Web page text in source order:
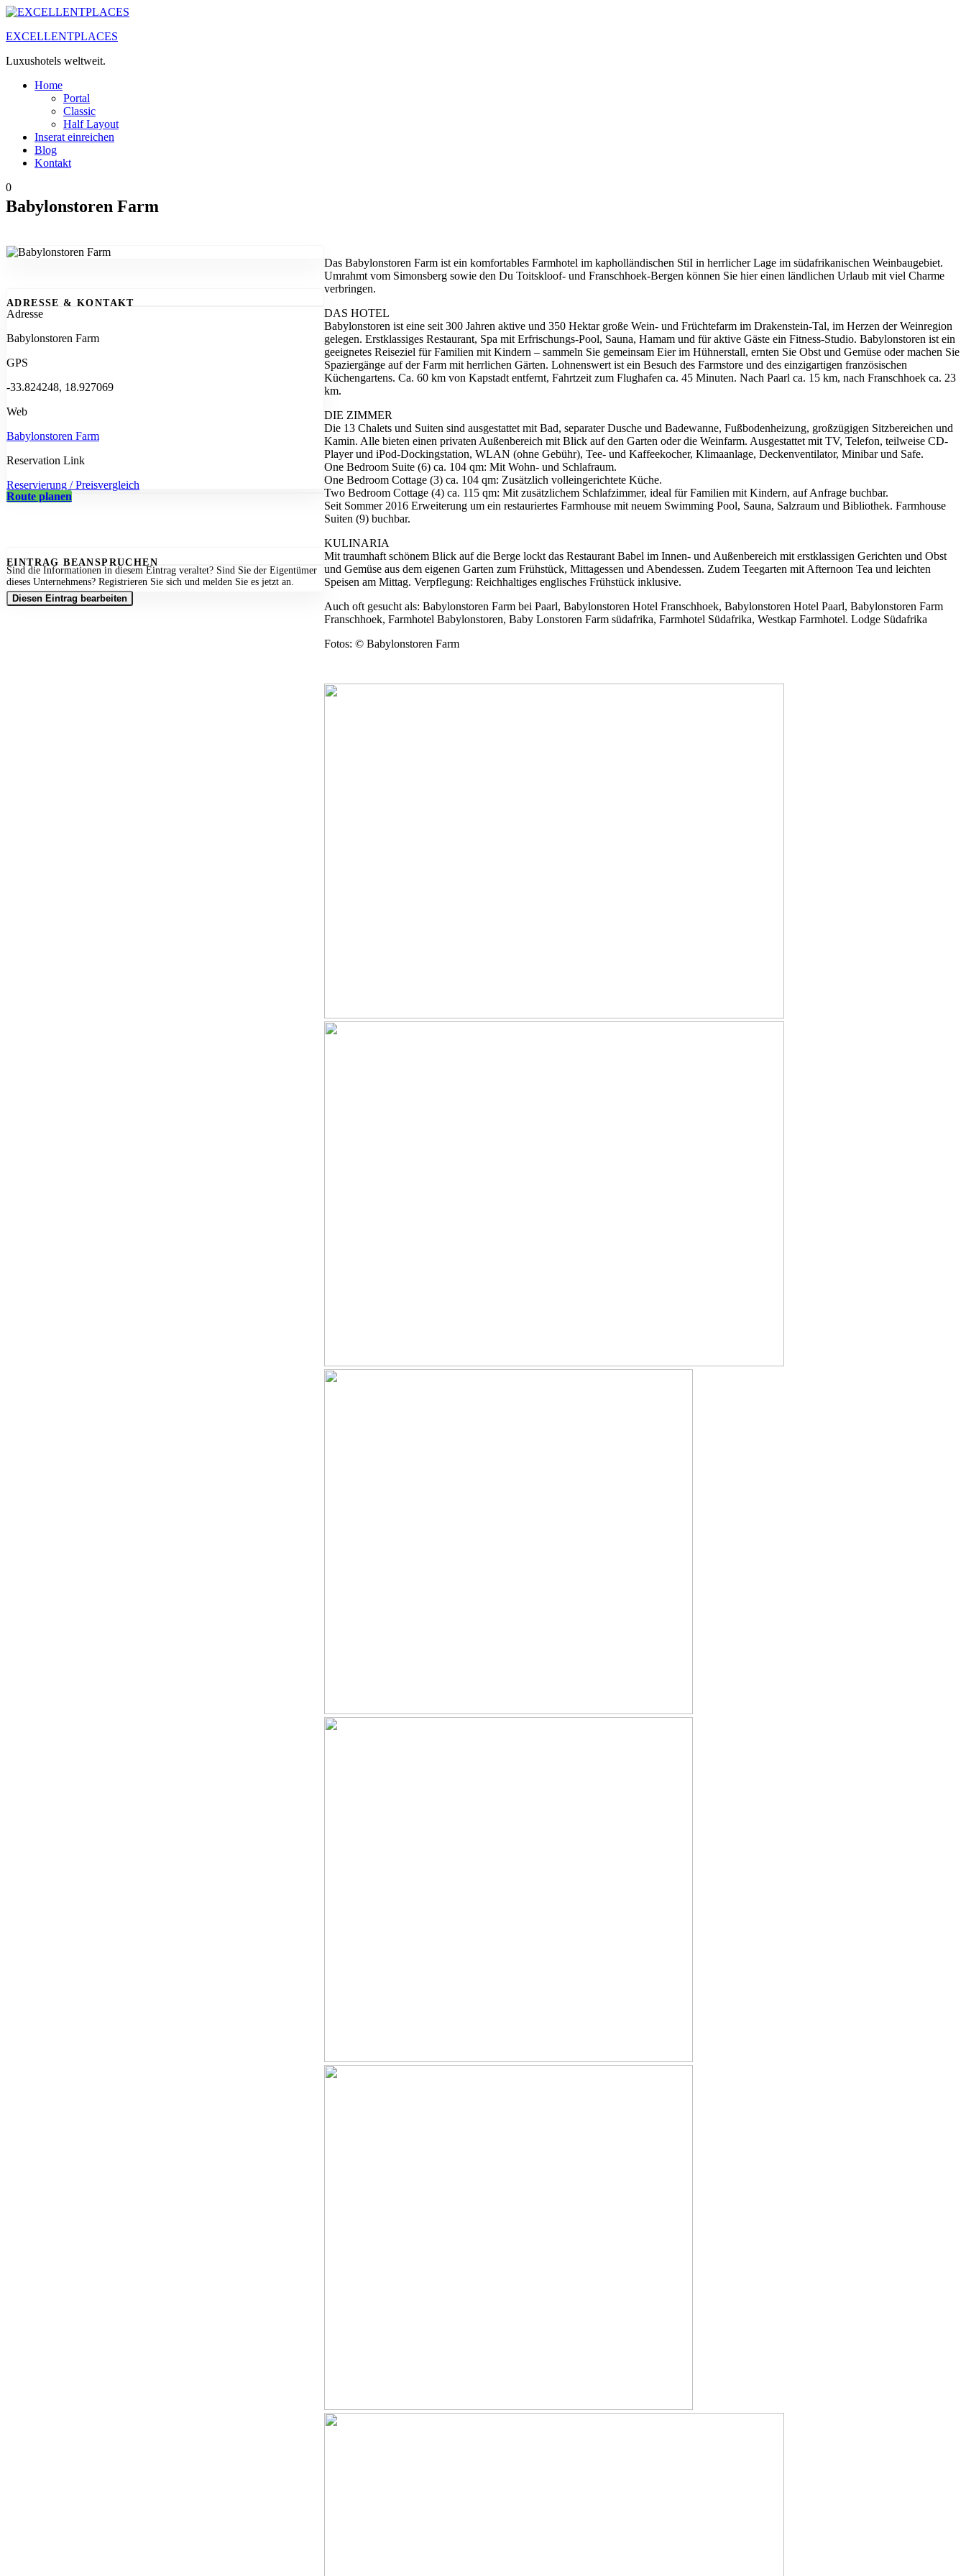
Zum
springen
EXCELLENTPLACES
Luxushotels weltweit.
Home
Portal
Classic
Half Layout
Inserat einreichen
Blog
Kontakt
0
Babylonstoren Farm
ADRESSE & KONTAKT
Adresse
Babylonstoren Farm
GPS
-33.824248, 18.927069
Web
Babylonstoren Farm
Reservation Link
Reservierung / Preisvergleich
Route planen
EINTRAG BEANSPRUCHEN
Sind die Informationen in diesem Eintrag veraltet? Sind Sie der Eigentümer
dieses Unternehmens? Registrieren Sie sich und melden Sie es jetzt an.
Diesen Eintrag bearbeiten
Das Babylonstoren Farm ist ein komfortables Farmhotel im kapholländischen StiI in herrlicher Lage im südafrikanischen Weinbaugebiet.
Umrahmt vom Simonsberg sowie den Du Toitskloof- und Franschhoek-Bergen können Sie hier einen ländlichen Urlaub mit viel Charme
verbringen.
DAS HOTEL
Babylonstoren ist eine seit 300 Jahren aktive und 350 Hektar große Wein- und Früchtefarm im Drakenstein-Tal, im Herzen der Weinregion
gelegen. Erstklassiges Restaurant, Spa mit Erfrischungs-Pool, Sauna, Hamam und für aktive Gäste ein Fitness-Studio. Babylonstoren ist ein
geeignetes Reiseziel für Familien mit Kindern – sammeln Sie gemeinsam Eier im Hühnerstall, ernten Sie Obst und Gemüse oder machen Sie
Spaziergänge auf der Farm mit herrlichen Gärten. Lohnenswert ist ein Besuch des Farmstore und des einzigartigen französischen
Küchengartens. Ca. 60 km von Kapstadt entfernt, Fahrtzeit zum Flughafen ca. 45 Minuten. Nach Paarl ca. 15 km, nach Franschhoek ca. 23
km.
DIE ZIMMER
Die 13 Chalets und Suiten sind ausgestattet mit Bad, separater Dusche und Badewanne, Fußbodenheizung, großzügigen Sitzbereichen und
Kamin. Alle bieten einen privaten Außenbereich mit Blick auf den Garten oder die Weinfarm. Ausgestattet mit TV, Telefon, teilweise CD-
Player und iPod-Dockingstation, WLAN (ohne Gebühr), Tee- und Kaffeekocher, Klimaanlage, Deckenventilator, Minibar und Safe.
One Bedroom Suite (6) ca. 104 qm: Mit Wohn- und Schlafraum.
One Bedroom Cottage (3) ca. 104 qm: Zusätzlich volleingerichtete Küche.
Two Bedroom Cottage (4) ca. 115 qm: Mit zusätzlichem Schlafzimmer, ideal für Familien mit Kindern, auf Anfrage buchbar.
Seit Sommer 2016 Erweiterung um ein restauriertes Farmhouse mit neuem Swimming Pool, Sauna, Salzraum und Bibliothek. Farmhouse
Suiten (9) buchbar.
KULINARIA
Mit traumhaft schönem Blick auf die Berge lockt das Restaurant Babel im Innen- und Außenbereich mit erstklassigen Gerichten und Obst
und Gemüse aus dem eigenen Garten zum Frühstück, Mittagessen und Abendessen. Zudem Teegarten mit Afternoon Tea und leichten
Speisen am Mittag. Verpflegung: Reichhaltiges englisches Frühstück inklusive.
Auch oft gesucht als: Babylonstoren Farm bei Paarl, Babylonstoren Hotel Franschhoek, Babylonstoren Hotel Paarl, Babylonstoren Farm
Franschhoek, Farmhotel Babylonstoren, Baby Lonstoren Farm südafrika, Farmhotel Südafrika, Westkap Farmhotel. Lodge Südafrika
Fotos: © Babylonstoren Farm